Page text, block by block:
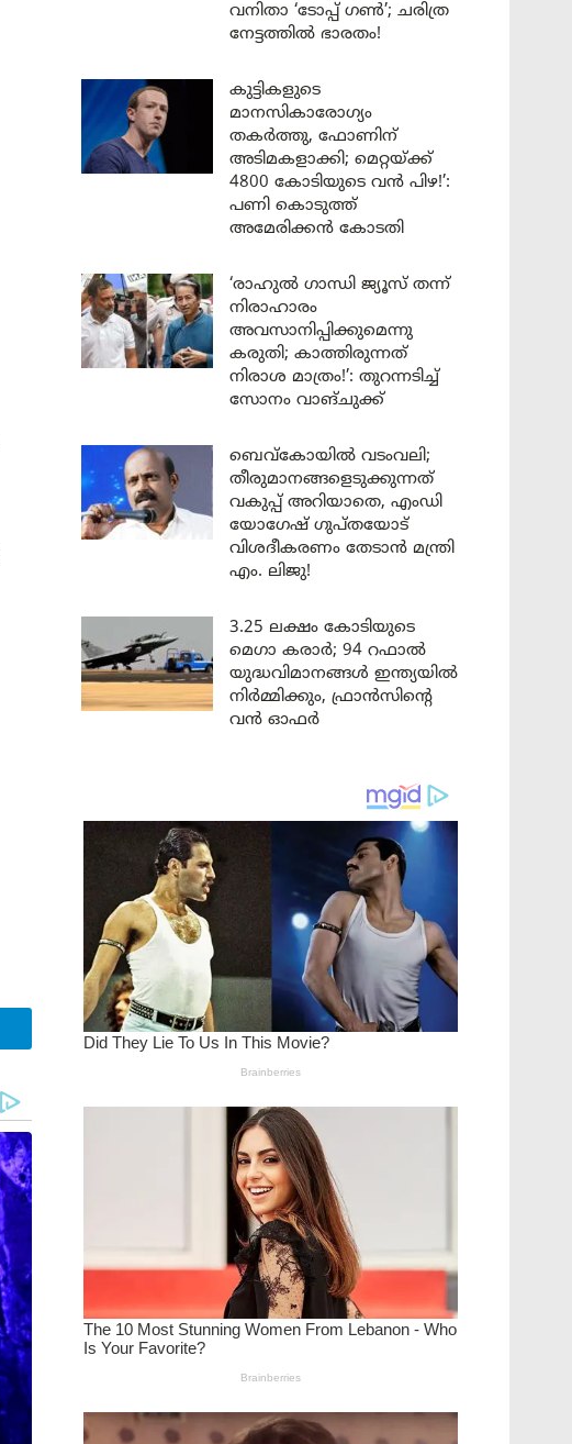
വനിതാ ‘ടോപ്പ് ഗൺ’; ചരിത്ര
നേട്ടത്തിൽ ഭാരതം!
കുട്ടികളുടെ
മാനസികാരോഗ്യം
തകർത്തു, ഫോണിന്
അടിമകളാക്കി; മെറ്റയ്ക്ക്
4800 കോടിയുടെ വൻ പിഴ!’:
പണി കൊടുത്ത്
അമേരിക്കൻ കോടതി
‘രാഹുൽ ഗാന്ധി ജ്യൂസ് തന്ന്
നിരാഹാരം
അവസാനിപ്പിക്കുമെന്നു
കരുതി; കാത്തിരുന്നത്
നിരാശ മാത്രം!’: തുറന്നടിച്ച്
സോനം വാങ്‌ചുക്ക്
ബെവ്കോയിൽ വടംവലി;
തീരുമാനങ്ങളെടുക്കുന്നത്
വകുപ്പ് അറിയാതെ, എംഡി
യോഗേഷ് ഗുപ്തയോട്
വിശദീകരണം തേടാൻ മന്ത്രി
എം. ലിജു!
3.25 ലക്ഷം കോടിയുടെ
മെഗാ കരാർ; 94 റഫാൽ
യുദ്ധവിമാനങ്ങൾ ഇന്ത്യയിൽ
നിർമ്മിക്കും, ഫ്രാൻസിന്റെ
വൻ ഓഫർ